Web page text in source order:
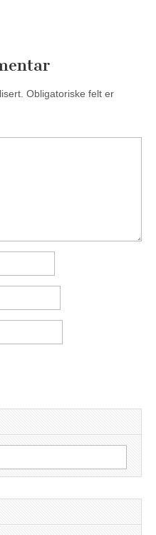
Obligatoriske felt er